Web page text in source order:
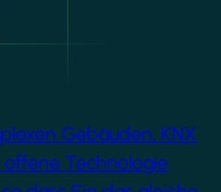
Gebäuden, KNX
offene Technologie